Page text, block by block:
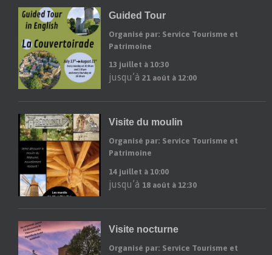
Guided Tour
Organisé par: Service Tourisme et
Patrimoine
13 juillet à 10:30
jusqu’à 21 août à 12:00
Visite du moulin
Organisé par: Service Tourisme et
Patrimoine
14 juillet à 10:00
jusqu’à 18 août à 12:30
Visite nocturne
Organisé par: Service Tourisme et